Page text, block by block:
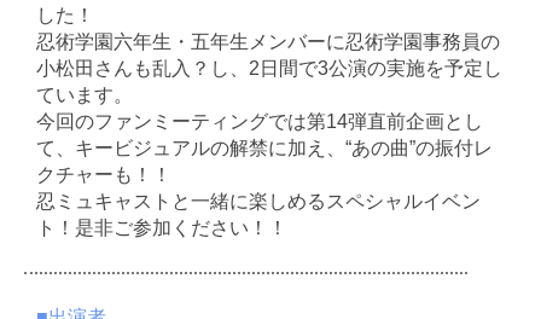
した！
忍術学園六年生・五年生メンバーに忍術学園事務員の
小松田さんも乱入？し、2日間で3公演の実施を予定し
ています。
今回のファンミーティングでは第14弾直前企画とし
て、キービジュアルの解禁に加え、“あの曲”の振付レ
クチャーも！！
忍ミュキャストと一緒に楽しめるスペシャルイベン
ト！是非ご参加ください！！